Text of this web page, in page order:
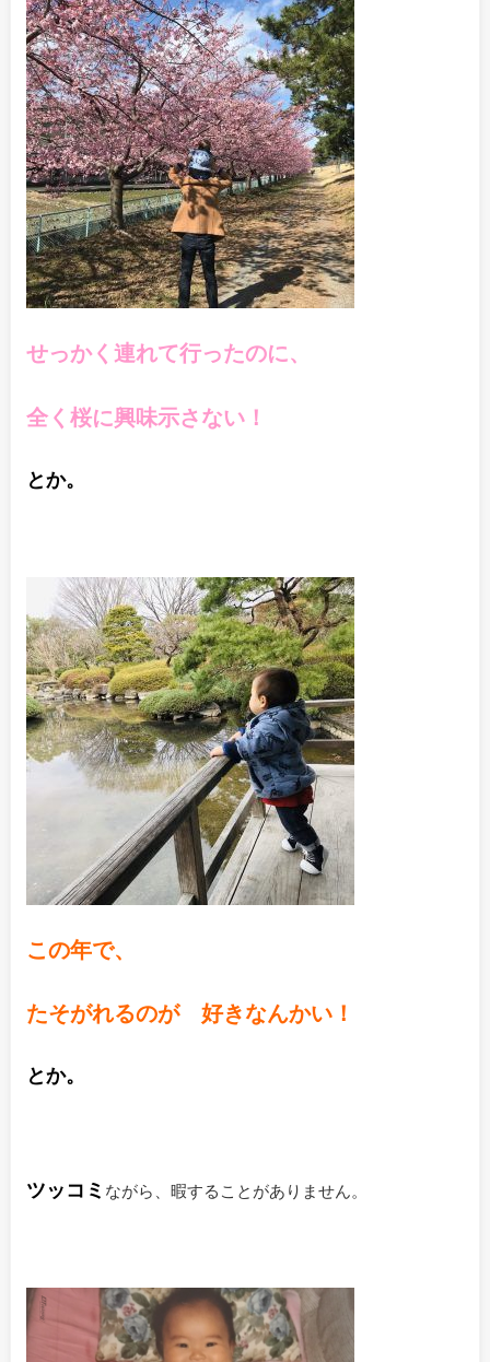
せっかく連れて行ったのに、
全く桜に興味示さない！
とか。
この年で、
たそがれるのが 好きなんかい！
とか。
ツッコミ ながら、暇することがありません。